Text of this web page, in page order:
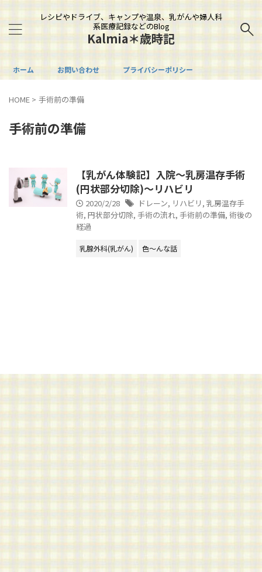
レシピやドライブ、キャンプや温泉、乳がんや婦人科
系医療記録などのBlog
Kalmia＊歳時記
ホーム お問い合わせ プライバシーポリシー
HOME > 手術前の準備
手術前の準備
【乳がん体験記】入院～乳房温存手術
(円状部分切除)～リハビリ
2020/2/28 ドレーン, リハビリ , 乳房温存手
術, 円状部分切除, 手術の流れ, 手術前の準備, 術後の
経過
乳腺外科(乳がん) 色～んな話